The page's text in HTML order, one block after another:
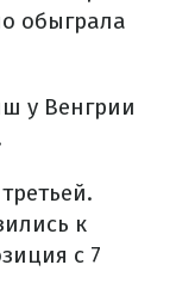
обыграла
у Венгрии
к
с 7